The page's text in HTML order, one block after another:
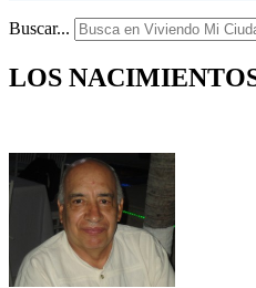
Buscar...
LOS